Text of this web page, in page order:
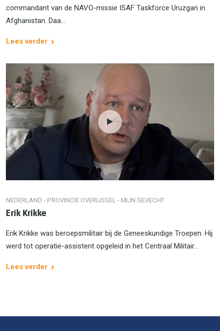
commandant van de NAVO-missie ISAF Taskforce Uruzgan in
Afghanistan. Daa...
Lees verder
NEDERLAND - PROVINCIE OVERIJSSEL - MIJN GEVECHT
Erik Krikke
Erik Krikke was beroepsmilitair bij de Geneeskundige Troepen. Hij
werd tot operatie-assistent opgeleid in het Centraal Militair...
Lees verder